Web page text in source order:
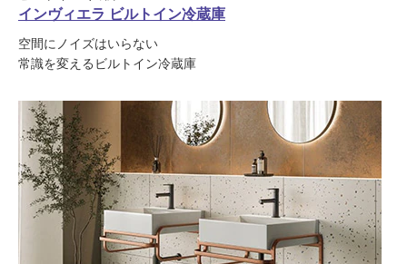
インヴィエラ ビルトイン冷蔵庫
空間にノイズはいらない
常識を変えるビルトイン冷蔵庫